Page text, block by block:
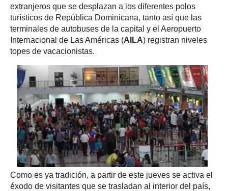
extranjeros que se desplazan a los diferentes polos
turísticos de República Dominicana, tanto así que las
terminales de autobuses de la capital y el Aeropuerto
Internacional de Las Américas (AILA) registran niveles
topes de vacacionistas.
Como es ya tradición, a partir de este jueves se activa el
éxodo de visitantes que se trasladan al interior del país,